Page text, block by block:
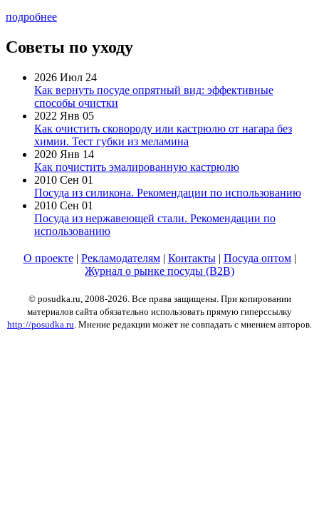
подробнее
Советы по уходу
2026 Июл 24
Как вернуть посуде опрятный вид: эффективные
способы очистки
2022 Янв 05
Как очистить сковороду или кастрюлю от нагара без
химии. Тест губки из меламина
2020 Янв 14
Как почистить эмалированную кастрюлю
2010 Сен 01
Посуда из силикона. Рекомендации по использованию
2010 Сен 01
Посуда из нержавеющей стали. Рекомендации по
использованию
О проекте| Рекламодателям| Контакты| Посуда оптом|
Журнал о рынке посуды (B2B)
© posudka.ru, 2008-2026. Все права защищены. При копировании
материалов сайта обязательно использовать прямую гиперссылку
http://posudka.ru . Мнение редакции может не совпадать с мнением авторов.